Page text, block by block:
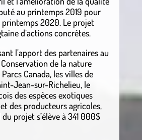
au printemps 2019 pour
2020. Le projet
d’actions concrètes.
l’apport des partenaires au
de la nature
Parcs Canada, les villes de
Jean-sur-Richelieu, le
des espèces exotiques
des producteurs agricoles,
projet s’élève à 341 000$